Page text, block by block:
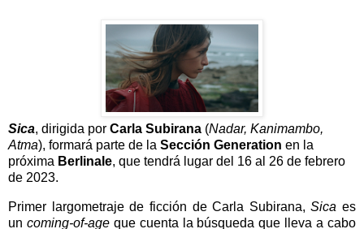
Sica, dirigida por Carla Subirana (Nadar, Kanimambo,
Atma), formará parte de la Sección Generation en la
próxima Berlinale, que tendrá lugar del 16 al 26 de febrero
de 2023.
Primer largometraje de ficción de Carla Subirana,Sica es
un coming-of-ageque cuenta la búsqueda que lleva a cabo